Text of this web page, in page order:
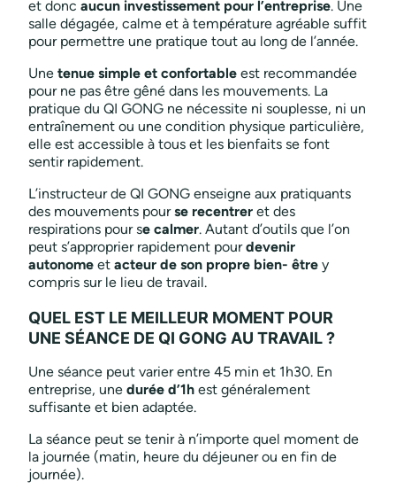
et donc aucun investissement pour l’entreprise. Une
salle dégagée, calme et à température agréable suffit
pour permettre une pratique tout au long de l’année.
Une tenue simple et confortable est recommandée
pour ne pas être gêné dans les mouvements. La
pratique du QI GONG ne nécessite ni souplesse, ni un
entraînement ou une condition physique particulière,
elle est accessible à tous et les bienfaits se font
sentir rapidement.
L’instructeur de QI GONG enseigne aux pratiquants
des mouvements pourse recentrer et des
respirations pour se calmer. Autant d’outils que l’on
peut s’approprier rapidement pourdevenir
autonome et acteur de son propre bien- être y
compris sur le lieu de travail.
QUEL EST LE MEILLEUR MOMENT POUR
UNE SÉANCE DE QI GONG AU TRAVAIL ?
Une séance peut varier entre 45 min et 1h30. En
entreprise, une durée d’1h est généralement
suffisante et bien adaptée.
La séance peut se tenir à n’importe quel moment de
la journée (matin, heure du déjeuner ou en fin de
journée).